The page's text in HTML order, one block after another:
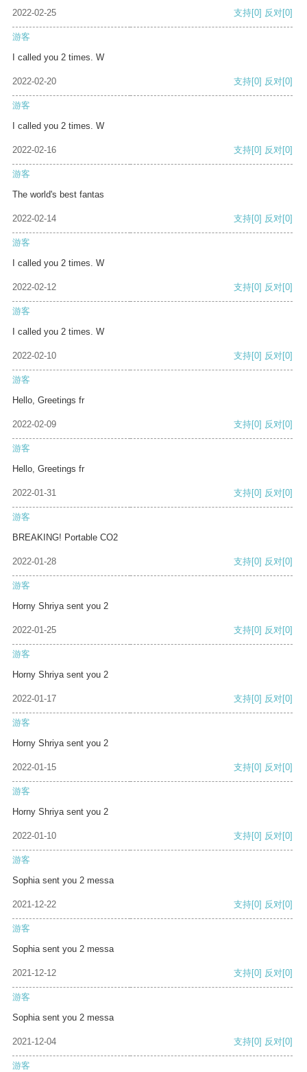
2022-02-25 支持[0] 反对[0]
游客
I called you 2 times. W
2022-02-20 支持[0] 反对[0]
游客
I called you 2 times. W
2022-02-16 支持[0] 反对[0]
游客
The world's best fantas
2022-02-14 支持[0] 反对[0]
游客
I called you 2 times. W
2022-02-12 支持[0] 反对[0]
游客
I called you 2 times. W
2022-02-10 支持[0] 反对[0]
游客
Hello, Greetings fr
2022-02-09 支持[0] 反对[0]
游客
Hello, Greetings fr
2022-01-31 支持[0] 反对[0]
游客
BREAKING! Portable CO2
2022-01-28 支持[0] 反对[0]
游客
Horny Shriya sent you 2
2022-01-25 支持[0] 反对[0]
游客
Horny Shriya sent you 2
2022-01-17 支持[0] 反对[0]
游客
Horny Shriya sent you 2
2022-01-15 支持[0] 反对[0]
游客
Horny Shriya sent you 2
2022-01-10 支持[0] 反对[0]
游客
Sophia sent you 2 messa
2021-12-22 支持[0] 反对[0]
游客
Sophia sent you 2 messa
2021-12-12 支持[0] 反对[0]
游客
Sophia sent you 2 messa
2021-12-04 支持[0] 反对[0]
游客